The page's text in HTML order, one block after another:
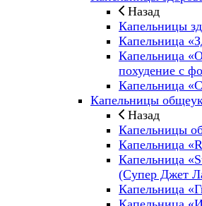
Назад
Капельницы
Капельница
Капельница
похудение с
Капельница
Капельницы
Назад
Капельницы
Капельница
Капельница
(Супер Джет
Капельница